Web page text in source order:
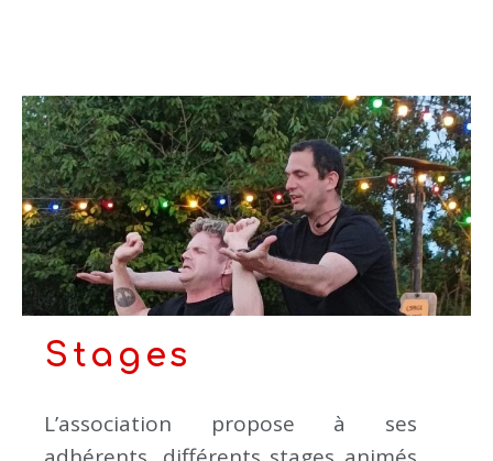
Stages
L’association propose à ses